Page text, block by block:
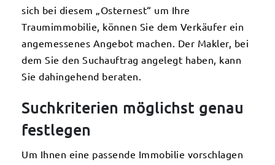
sich bei diesem „Osternest“ um Ihre
Traumimmobilie, können Sie dem Verkäufer ein
angemessenes Angebot machen. Der Makler, bei
dem Sie den Suchauftrag angelegt haben, kann
Sie dahingehend beraten.
Suchkriterien möglichst genau
festlegen
Um Ihnen eine passende Immobilie vorschlagen